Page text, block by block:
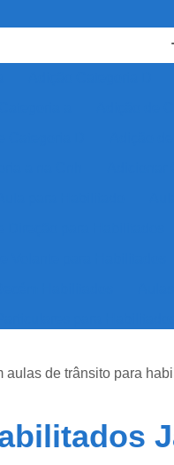
Especializada em Cnh
Moto
Cnh Especial
aulas de trânsito para